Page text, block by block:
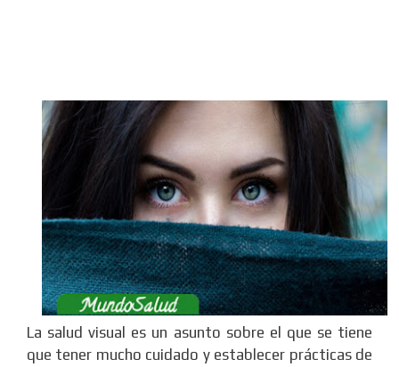
La salud visual es un asunto sobre el que se tiene
que tener mucho cuidado y establecer prácticas de